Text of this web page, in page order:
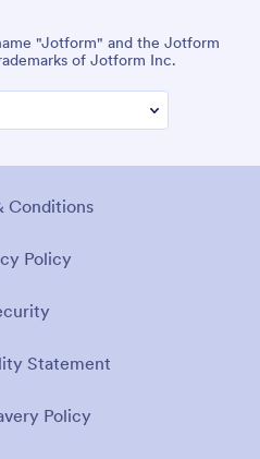
"Jotform" and the Jotform
of Jotform Inc.
Conditions
Policy
Statement
Policy